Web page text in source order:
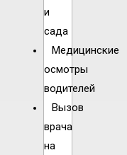
и
сада
Медицинские
осмотры
водителей
Вызов
врача
на